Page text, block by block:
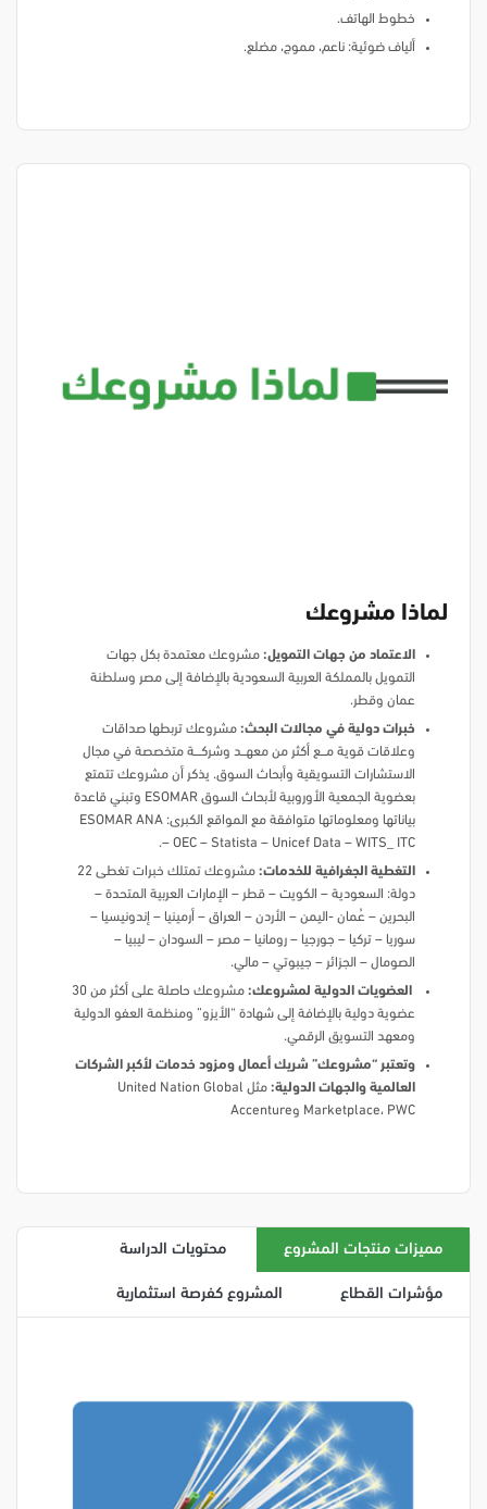
خطوط الهاتف.
ألياف ضوئية: ناعم، مموج، مضلع.
لماذا مشروعك
الاعتماد من جهات التمويل: مشروعك معتمدة بكل جهات
التمويل بالمملكة العربية السعودية بالإضافة إلى مصر وسلطنة
عمان وقطر.
خبرات دولية في مجالات البحث: مشروعك تربطها صداقات
وعلاقات قوية مـــــع أكثر من معهــــد وشركــــــة متخصصة في مجال
الاستشارات التسويقية وأبحاث السوق. يذكر أن مشروعك تتمتع
بعضوية الجمعية الأوروبية لأبحاث السوق ESOMAR وتبني قاعدة
بياناتها ومعلوماتها متوافقة مع المواقع الكبرى: ESOMAR ANA
– OEC – Statista – Unicef Data – WITS_ ITC.
التغطية الجغرافية للخدمات:
مشروعك تمتلك خبرات تغطى 22
دولة: السعودية – الكويت – قطر – الإمارات العربية المتحدة –
البحرين – عُمان -اليمن – الأردن – العراق – أرمينيا – إندونيسيا –
سوريا – تركيا – جورجيا – رومانيا – مصر – السودان – ليبيا –
الصومال – الجزائر – جيبوتي – مالي.
العضويات الدولية لمشروعك:
مشروعك حاصلة على أكثر من 30
عضوية دولية بالإضافة إلى شهادة “الأيزو” ومنظمة العفو الدولية
ومعهد التسويق الرقمي.
وتعتبر “مشروعك” شريك أعمال ومزود خدمات لأكبر الشركات
العالمية والجهات الدولية:
مثل United Nation Global
Marketplace، PWC وAccenture
مميزات منتجات المشروع محتويات الدراسة
مؤشرات القطاع المشروع كفرصة استثمارية